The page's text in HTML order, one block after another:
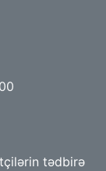
tədbirə